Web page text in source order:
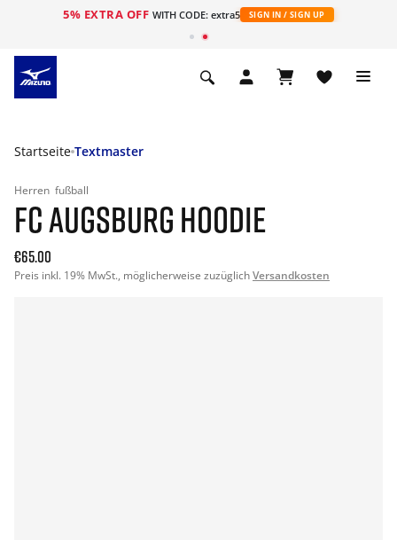
5% EXTRA OFF WITH CODE: extra5 SIGN IN / SIGN UP
Startseite Textmaster
Herren fußball
FC AUGSBURG HOODIE
€65.00
Preis inkl. 19% MwSt., möglicherweise zuzüglichVersandkosten